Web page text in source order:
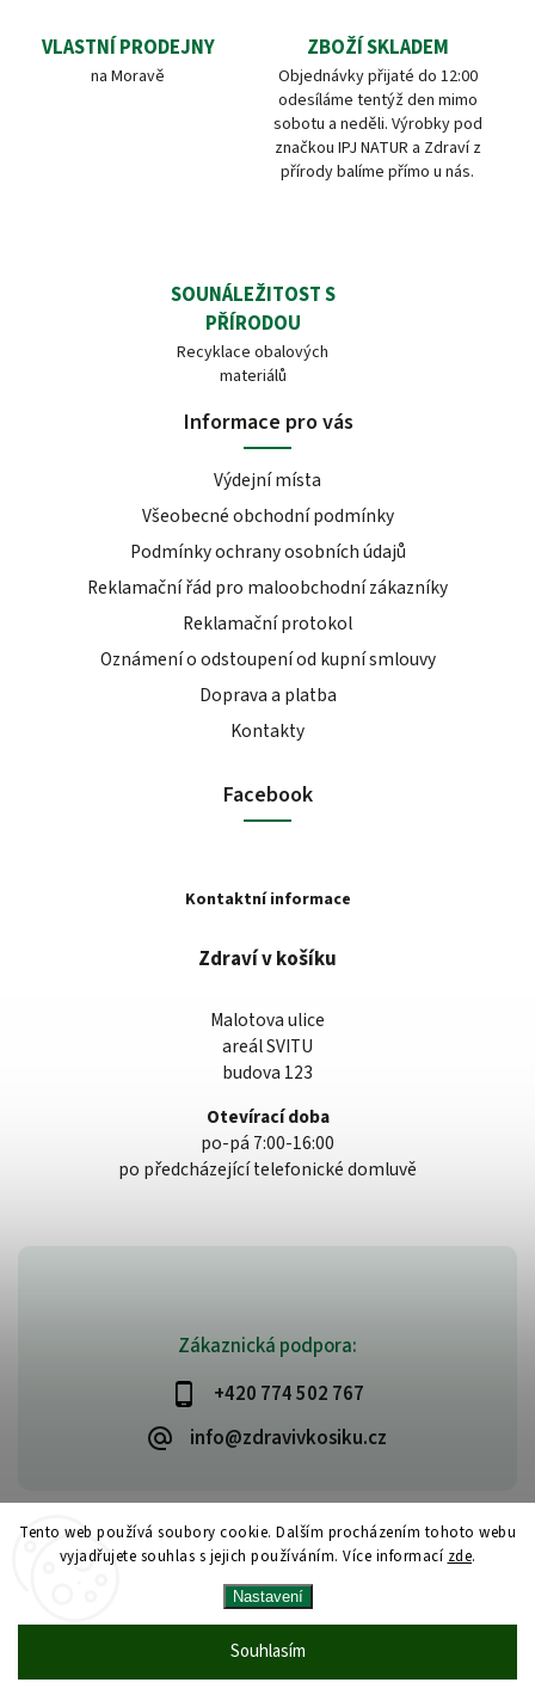
Tento web používá soubory cookie. Dalším procházením tohoto webu
vyjadřujete souhlas s jejich používáním. Více informací zde.
Nastavení
Souhlasím
VLASTNÍ PRODEJNY
na Moravě
ZBOŽÍ SKLADEM
Objednávky přijaté do 12:00
odesíláme tentýž den mimo
sobotu a neděli. Výrobky pod
značkou IPJ NATUR a Zdraví z
přírody balíme přímo u nás.
SOUNÁLEŽITOST S
PŘÍRODOU
Recyklace obalových
materiálů
Zákaznická podpora:
+420 774 502 767
info@zdravivkosiku.cz
Informace pro vás
Výdejní místa
Všeobecné obchodní podmínky
Podmínky ochrany osobních údajů
Reklamační řád pro maloobchodní zákazníky
Reklamační protokol
Oznámení o odstoupení od kupní smlouvy
Doprava a platba
Kontakty
Facebook
Kontaktní informace
Zdraví v košíku
Malotova ulice
areál SVITU
budova 123
Otevírací doba
po-pá 7:00-16:00
po předcházející telefonické domluvě
www.zdravivkosiku.cz
Upravit nastavení cookies
VytvořilShoptet | Design